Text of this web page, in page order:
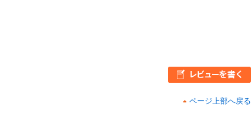
ページ上部へ戻る